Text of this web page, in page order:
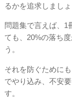
るかを追求しましょ
問題集で言えば、1
ても、20%の落ち
う。
それを防ぐために
でやり込み、不安
す。